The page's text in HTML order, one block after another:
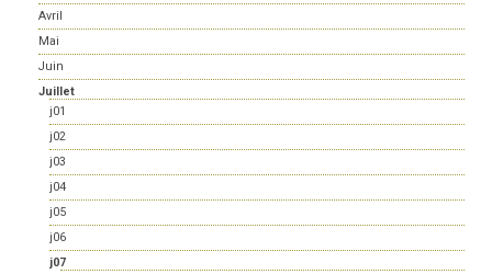
Avril
Mai
Juin
Juillet
j01
j02
j03
j04
j05
j06
j07